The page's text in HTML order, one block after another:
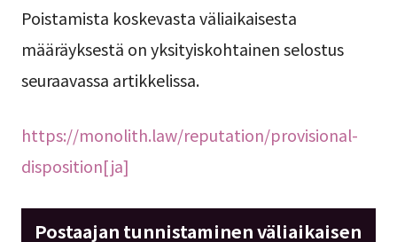
Poistamista koskevasta väliaikaisesta
määräyksestä on yksityiskohtainen selostus
seuraavassa artikkelissa.
https://monolith.law/reputation/provisional-
disposition[ja]
Postaajan tunnistaminen väliaikaisen